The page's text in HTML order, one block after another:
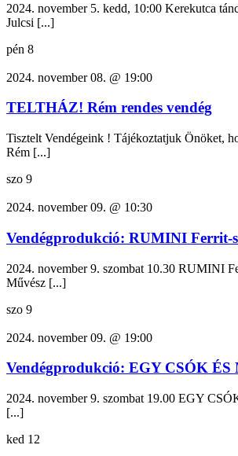
2024. november 5. kedd, 10:00 Kerekutca
Julcsi [...]
pén 8
2024. november 08. @ 19:00
TELTHÁZ! Rém rendes vendég
Tisztelt Vendégeink ! Tájékoztatjuk Önöket,
Rém [...]
szo 9
2024. november 09. @ 10:30
Vendégprodukció: RUMINI Ferrit-
2024. november 9. szombat 10.30 RUMINI
Művész [...]
szo 9
2024. november 09. @ 19:00
Vendégprodukció: EGY CSÓK
2024. november 9. szombat 19.00 EGY
[...]
ked 12